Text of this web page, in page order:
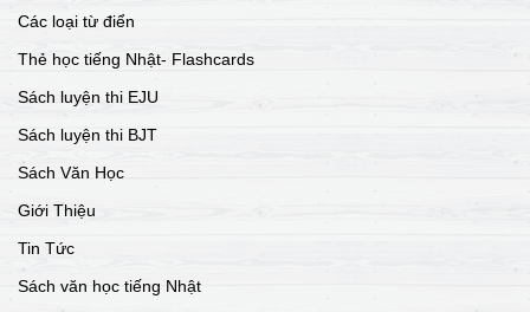
Các loại từ điển
Thẻ học tiếng Nhật- Flashcards
Sách luyện thi EJU
Sách luyện thi BJT
Sách Văn Học
Giới Thiệu
Tin Tức
Sách văn học tiếng Nhật